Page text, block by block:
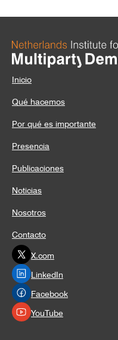
Inicio
Qué hacemos
Por qué es importante
Presencia
Publicaciones
Noticias
Nosotros
Contacto
X.com
LinkedIn
Facebook
YouTube